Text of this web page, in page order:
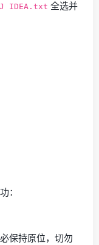
IDEA.txt 全选并
：
保持原位，切勿